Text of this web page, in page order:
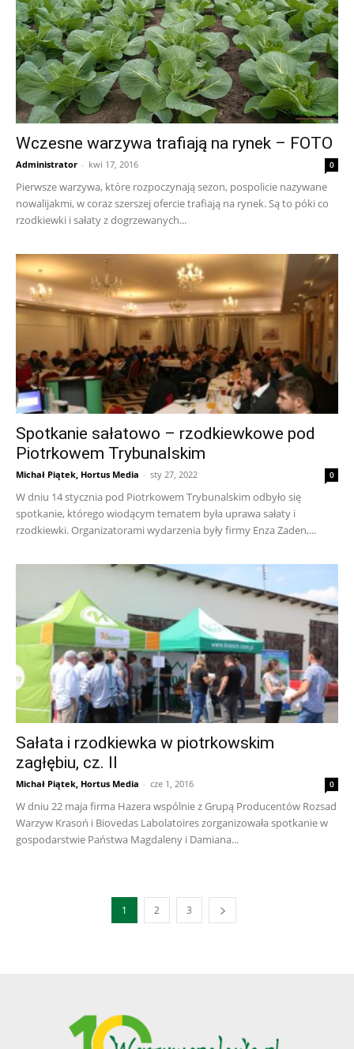
Wczesne warzywa trafiają na rynek – FOTO
Administrator - kwi 17, 2016 0
Pierwsze warzywa, które rozpoczynają sezon, pospolicie nazywane
nowalijakmi, w coraz szerszej ofercie trafiają na rynek. Są to póki co
rzodkiewki i sałaty z dogrzewanych...
Spotkanie sałatowo – rzodkiewkowe pod
Piotrkowem Trybunalskim
Michał Piątek, Hortus Media - sty 27, 2022 0
W dniu 14 stycznia pod Piotrkowem Trybunalskim odbyło się
spotkanie, którego wiodącym tematem była uprawa sałaty i
rzodkiewki. Organizatorami wydarzenia były firmy Enza Zaden,...
Sałata i rzodkiewka w piotrkowskim
zagłębiu, cz. II
Michał Piątek, Hortus Media - cze 1, 2016 0
W dniu 22 maja firma Hazera wspólnie z Grupą Producentów Rozsad
Warzyw Krasoń i Biovedas Labolatoires zorganizowała spotkanie w
gospodarstwie Państwa Magdaleny i Damiana...
1 2 3